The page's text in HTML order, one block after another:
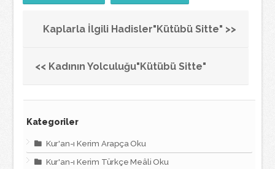
Kaplarla İlgili Hadisler"Kütübü Sitte" >>
<< Kadının Yolculuğu"Kütübü Sitte"
Kategoriler
Kur'an-ı Kerim Arapça Oku
Kur'an-ı Kerim Türkçe Meâli Oku